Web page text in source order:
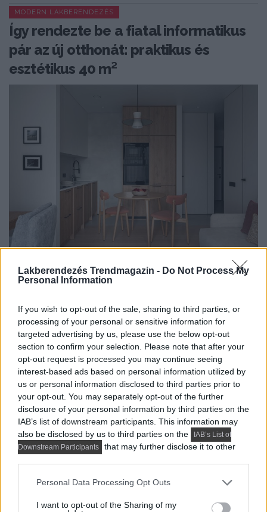
Lakberendezés Trendmagazin - Do Not Process My
Personal Information
If you wish to opt-out of the sale, sharing to third parties, or
processing of your personal or sensitive information for
targeted advertising by us, please use the below opt-out
section to confirm your selection. Please note that after your
opt-out request is processed you may continue seeing
interest-based ads based on personal information utilized by
us or personal information disclosed to third parties prior to
your opt-out. You may separately opt-out of the further
disclosure of your personal information by third parties on the
IAB’s list of downstream participants. This information may
also be disclosed by us to third parties on the
IAB’s List of
Downstream Participants
that may further disclose it to other
Please note that this website/app uses one or more Google
not limited to your visit or usage behaviour. You may click to
Personal Data Processing Opt Outs
I want to opt-out of the Sharing of my
MODERN LAKBERENDEZÉS
Így rendezte be a fiatal informatikus
pár az új otthonát: praktikus és
esztétikus 40 m²
Fiatal pár (mindketten informatikusok) és francia buldog
Életvitelükből adódó...
ELOLVASOM
HÁZAK, ENTERIŐRÖK - INSPIRÁCIÓ KÉPEKBEN
Így teremtett nyugodt légkört a
házaspár az otthonában: Japandi
stílus túlzások nélkül